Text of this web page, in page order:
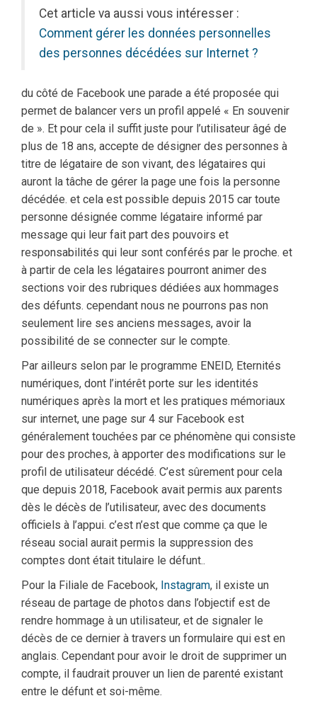
Cet article va aussi vous intéresser :
Comment gérer les données personnelles
des personnes décédées sur Internet ?
du côté de Facebook une parade a été proposée qui
permet de balancer vers un profil appelé « En souvenir
de ». Et pour cela il suffit juste pour l’utilisateur âgé de
plus de 18 ans, accepte de désigner des personnes à
titre de légataire de son vivant, des légataires qui
auront la tâche de gérer la page une fois la personne
décédée. et cela est possible depuis 2015 car toute
personne désignée comme légataire informé par
message qui leur fait part des pouvoirs et
responsabilités qui leur sont conférés par le proche. et
à partir de cela les légataires pourront animer des
sections voir des rubriques dédiées aux hommages
des défunts. cependant nous ne pourrons pas non
seulement lire ses anciens messages, avoir la
possibilité de se connecter sur le compte.
Par ailleurs selon par le programme ENEID, Eternités
numériques, dont l’intérêt porte sur les identités
numériques après la mort et les pratiques mémoriaux
sur internet, une page sur 4 sur Facebook est
généralement touchées par ce phénomène qui consiste
pour des proches, à apporter des modifications sur le
profil de utilisateur décédé. C’est sûrement pour cela
que depuis 2018, Facebook avait permis aux parents
dès le décès de l’utilisateur, avec des documents
officiels à l’appui. c’est n’est que comme ça que le
réseau social aurait permis la suppression des
comptes dont était titulaire le défunt..
Pour la Filiale de Facebook, Instagram, il existe un
réseau de partage de photos dans l’objectif est de
rendre hommage à un utilisateur, et de signaler le
décès de ce dernier à travers un formulaire qui est en
anglais. Cependant pour avoir le droit de supprimer un
compte, il faudrait prouver un lien de parenté existant
entre le défunt et soi-même.